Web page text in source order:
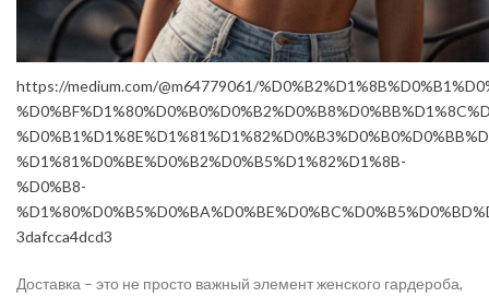
https://medium.com/@m64779061/
%D1%81%D0%BE%D0%B2%D0%B5%D1%82%D1%8B-
%D0%B8-
3dafcca4dcd3
Доставка – это не просто важный элемент женского гардероба,